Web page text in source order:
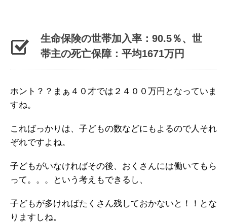
生命保険の世帯加入率：90.5％、世
帯主の死亡保障：平均1671万円
ホント？？まぁ４０才では２４００万円となっていま
すね。
こればっかりは、子どもの数などにもよるので人それ
ぞれですよね。
子どもがいなければその後、おくさんには働いてもら
って。。。という考えもできるし、
子どもが多ければたくさん残しておかないと！！とな
りますしね。